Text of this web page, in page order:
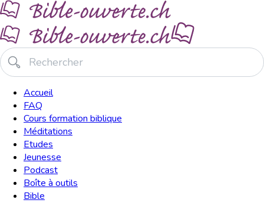
Accueil
FAQ
Cours formation biblique
Méditations
Etudes
Jeunesse
Podcast
Boîte à outils
Bible